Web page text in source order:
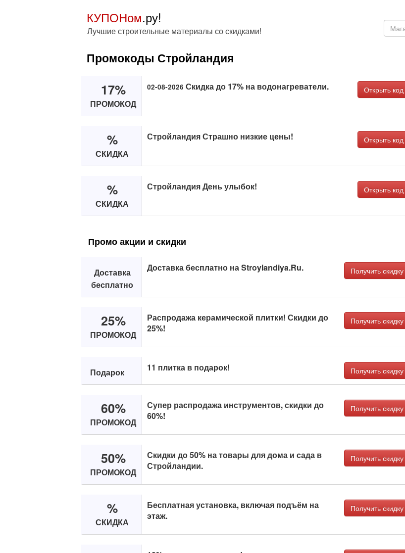
КУПОНом.ру!
Лучшие строительные материалы со скидками!
Промокоды Стройландия
17%
ПРОМОКОД
02-08-2026 Скидка до 17% на водонагреватели. Открыть код
%
СКИДКА
Стройландия Страшно низкие цены! Открыть код
%
СКИДКА
Стройландия День улыбок! Открыть код
Промо акции и скидки
Доставка
бесплатно
Доставка бесплатно на Stroylandiya.Ru. Получить скидку
25%
ПРОМОКОД
Распродажа керамической плитки! Скидки до
25%!
Получить скидку
Подарок 11 плитка в подарок! Получить скидку
60%
ПРОМОКОД
Супер распродажа инструментов, скидки до
60%!
Получить скидку
50%
ПРОМОКОД
Скидки до 50% на товары для дома и сада в
Стройландии.
Получить скидку
%
СКИДКА
Бесплатная установка, включая подъём на
этаж.
Получить скидку